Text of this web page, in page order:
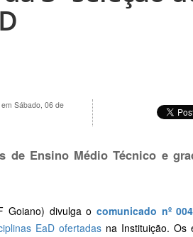
Sábado, 06 de
de Ensino Médio Técnico e
Goiano) divulga o comunicado nº
EaD ofertadasna Instituição. Os